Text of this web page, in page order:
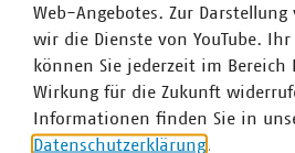
Thema
Web-Angebotes. Zur
wir die Dienste von YouTube.
können Sie jederzeit im
Wirkung für die Zukunft
Informationen finden Sie in
Datenschutzerklärung